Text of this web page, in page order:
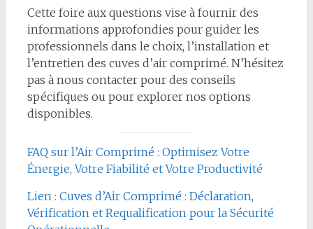
Cette foire aux questions vise à fournir des
informations approfondies pour guider les
professionnels dans le choix, l’installation et
l’entretien des cuves d’air comprimé. N’hésitez
pas à nous contacter pour des conseils
spécifiques ou pour explorer nos options
disponibles.
FAQ sur l’Air Comprimé : Optimisez Votre
Énergie, Votre Fiabilité et Votre Productivité
Lien : Cuves d’Air Comprimé : Déclaration,
Vérification et Requalification pour la Sécurité